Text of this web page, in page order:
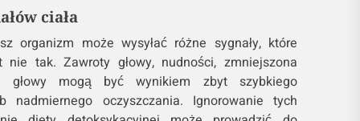
ciała
organizm może wysyłać różne sygnały, które
tak. Zawroty głowy, nudności, zmniejszona
mogą być wynikiem zbyt szybkiego
nadmiernego oczyszczania. Ignorowanie tych